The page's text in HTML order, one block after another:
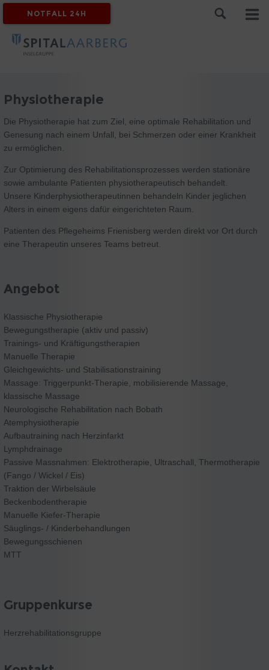
NOTFALL 24H
Physiotherapie
Die Physiotherapie hat zum Ziel, eine optimale Rehabilitation und
Genesung nach einem Unfall, bei Schmerzen oder einer Krankheit
zu ermöglichen.
Zur Optimierung des Rehabilitationsprozesses werden stationäre
sowie ambulante Patienten physiotherapeutisch behandelt.
Unsere Kinderphysiotherapeutinnen behandeln Kinder jeglichen
Alters in einem eigens dafür eingerichteten Raum.
Patienten des Pflegeheims Frienisberg werden direkt vor Ort durch
eine Therapeutin unseres Teams betreut.
Angebot
Klassische Physiotherapie
Bewegungstherapie (aktiv und passiv)
Trainings- und Kräftigungstherapien
Manuelle Therapie
Gleichgewichts- und Stabilisationstraining
Massage: Triggerpunkt-Therapie, mobilisierende Massage,
klassische Massage
Neurologische Rehabilitation nach Bobath
Atemphysiotherapie
Aufbautraining nach Herzinfarkt
Lymphdrainage
Passive Massnahmen: Elektrotherapie, Ultraschall, Thermotherapie
(Fango / Wickel / Eis)
Traktion der Wirbelsäule
Beckenbodentherapie
Manuelle Kiefer-Therapie
Säuglings- / Kinderbehandlungen
Bewegungsschienen
MTT
Gruppenkurse
Herzrehabilitationsgruppe